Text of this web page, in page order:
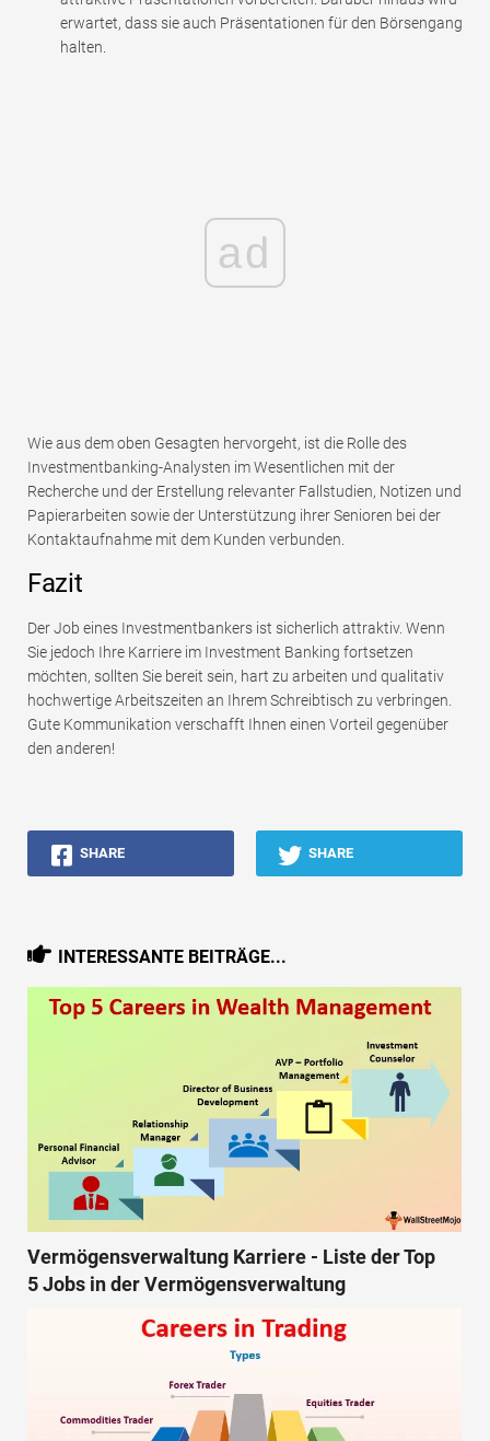
erwartet, dass sie auch Präsentationen für den Börsengang
halten.
ad
Wie aus dem oben Gesagten hervorgeht, ist die Rolle des
Investmentbanking-Analysten im Wesentlichen mit der
Recherche und der Erstellung relevanter Fallstudien, Notizen und
Papierarbeiten sowie der Unterstützung ihrer Senioren bei der
Kontaktaufnahme mit dem Kunden verbunden.
Fazit
Der Job eines Investmentbankers ist sicherlich attraktiv. Wenn
Sie jedoch Ihre Karriere im Investment Banking fortsetzen
möchten, sollten Sie bereit sein, hart zu arbeiten und qualitativ
hochwertige Arbeitszeiten an Ihrem Schreibtisch zu verbringen.
Gute Kommunikation verschafft Ihnen einen Vorteil gegenüber
den anderen!
SHARE SHARE
INTERESSANTE BEITRÄGE...
Vermögensverwaltung Karriere - Liste der Top
5 Jobs in der Vermögensverwaltung